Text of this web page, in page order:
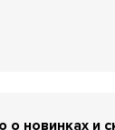
новинках и